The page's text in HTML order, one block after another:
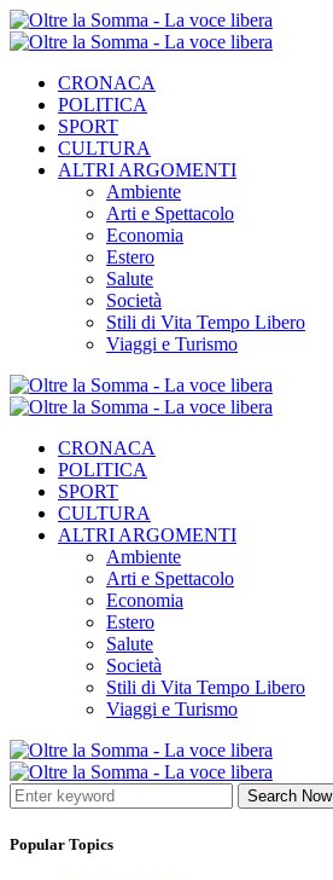
CRONACA
POLITICA
SPORT
CULTURA
ALTRI ARGOMENTI
Ambiente
Arti e Spettacolo
Economia
Estero
Salute
Società
Stili di Vita Tempo Libero
Viaggi e Turismo
CRONACA
POLITICA
SPORT
CULTURA
ALTRI ARGOMENTI
Ambiente
Arti e Spettacolo
Economia
Estero
Salute
Società
Stili di Vita Tempo Libero
Viaggi e Turismo
Search Now
Popular Topics